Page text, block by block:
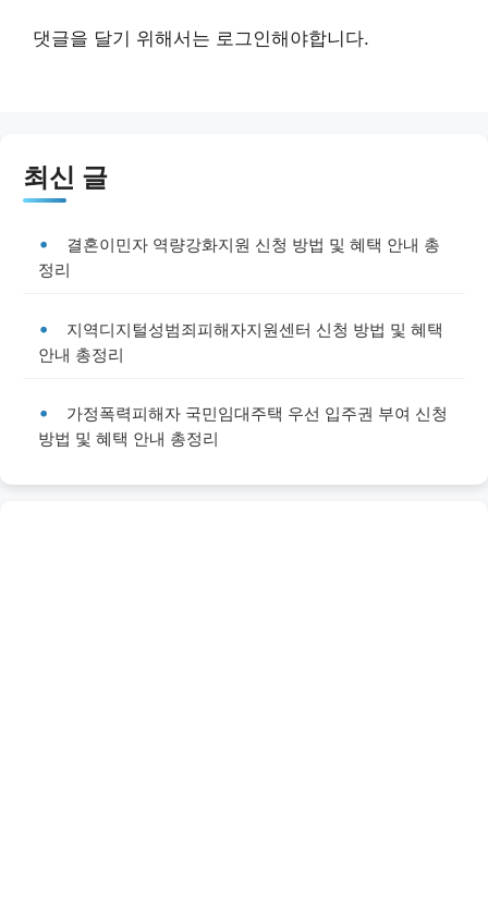
댓글을 달기 위해서는 로그인해야합니다.
최신 글
결혼이민자 역량강화지원 신청 방법 및 혜택 안내 총
정리
지역디지털성범죄피해자지원센터 신청 방법 및 혜택
안내 총정리
가정폭력피해자 국민임대주택 우선 입주권 부여 신청
방법 및 혜택 안내 총정리